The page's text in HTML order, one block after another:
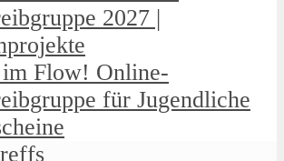
2027 |
Flow! Online-
für Jugendliche